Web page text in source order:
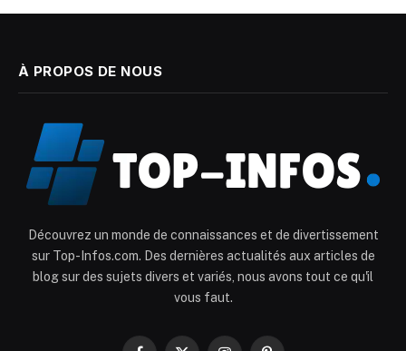
À PROPOS DE NOUS
Découvrez un monde de connaissances et de divertissement
sur Top-Infos.com. Des dernières actualités aux articles de
blog sur des sujets divers et variés, nous avons tout ce qu'il
vous faut.